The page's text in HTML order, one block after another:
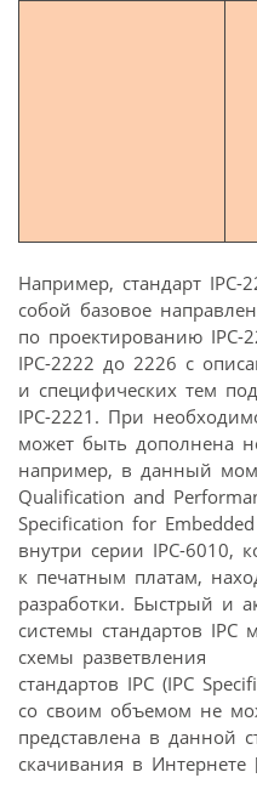
Например, стандарт IPC-
собой базовое
по проектированию IPC-
IPC-2222 до 2226 с
и специфических тем
IPC-2221. При
может быть дополнена
например, в данный
Qualification and
Specification for
внутри серии IPC-6010,
к печатным платам,
разработки. Быстрый и
системы стандартов
схемы разветвления
стандартов IPC (IPC
со своим объемом не
представлена в данной
скачивания в Интернете